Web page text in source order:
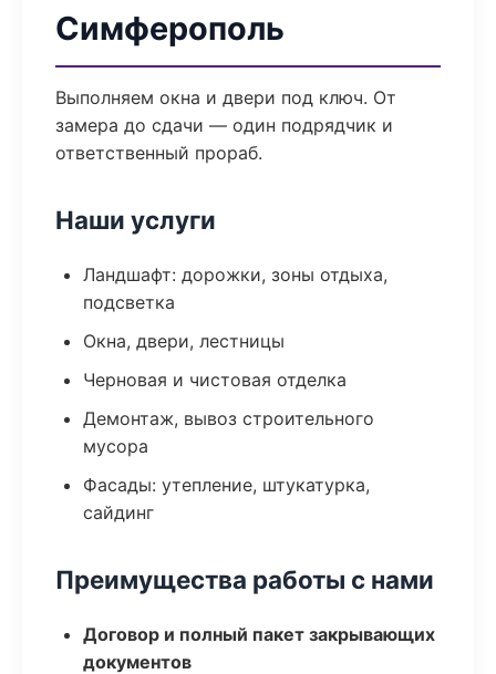
Симферополь
Выполняем окна и двери под ключ. От
замера до сдачи — один подрядчик и
ответственный прораб.
Наши услуги
Ландшафт: дорожки, зоны отдыха,
подсветка
Окна, двери, лестницы
Черновая и чистовая отделка
Демонтаж, вывоз строительного
мусора
Фасады: утепление, штукатурка,
сайдинг
Преимущества работы с нами
Договор и полный пакет закрывающих
документов